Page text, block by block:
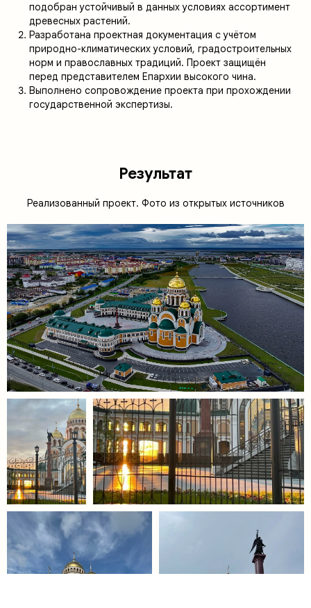
подобран устойчивый в данных условиях ассортимент
древесных растений.
Разработана проектная документация с учётом
природно-климатических условий, градостроительных
норм и православных традиций. Проект защищён
перед представителем Епархии высокого чина.
Выполнено сопровождение проекта при прохождении
государственной экспертизы.
Результат
Реализованный проект. Фото из открытых источников